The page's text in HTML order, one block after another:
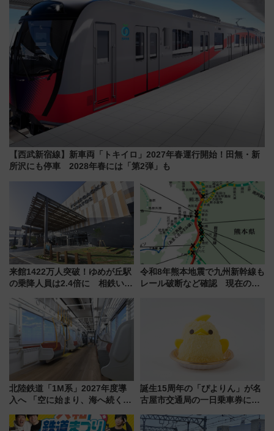
【西武新宿線】新車両「トキイロ」2027年春運行開始！田無・新
所沢にも停車 2028年春には「第2弾」も
来館1422万人突破！ゆめが丘駅
の乗降人員は2.4倍に 相鉄いず
年祭にそうにゃん＆DB.スター
マンが登場
令和8年熊本地震で九州新幹線も
レール破断など確認 現在の運
北陸鉄道「1M系」2027年度導
入へ 「空に始まり、海へ続く」
神秘的なデザイン
誕生15周年の「ぴよりん」が名
古屋市交通局の一日乗車券に！
定1万5000枚】